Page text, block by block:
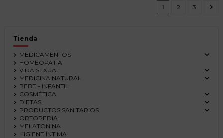
1 2 3
Tienda
MEDICAMENTOS
HOMEOPATIA
VIDA SEXUAL
MEDICINA NATURAL
BEBE - INFANTIL
COSMÉTICA
DIETAS
PRODUCTOS SANITARIOS
ORTOPEDIA
MELATONINA
HIGIENE ÍNTIMA